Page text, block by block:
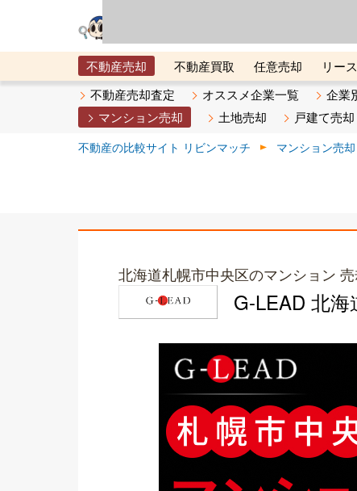
不動産売却 不動産買取 任意売却 リー
メタ住宅展示場
ベスト不動産カンパニー オ
不動産売却査定 オススメ企業一覧 企業
マンション売却
土地売却 戸建て売却
不動産の比較サイト リビンマッチ マンション売
北海道札幌市中央区のマンション
G-LEAD 北